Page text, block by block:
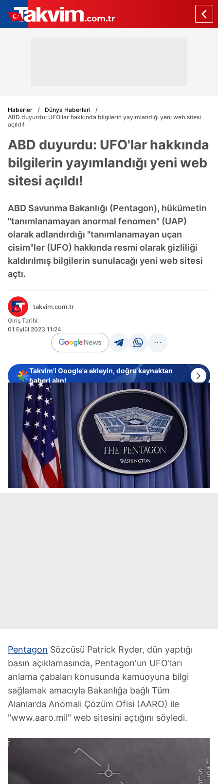
Haberler
Dünya Haberleri
ABD duyurdu: UFO'lar hakkında bilgilerin yayımlandığı yeni web sitesi
açıldı!
ABD duyurdu: UFO'lar hakkında
bilgilerin yayımlandığı yeni web
sitesi açıldı!
ABD Savunma Bakanlığı (Pentagon), hükümetin
"tanımlanamayan anormal fenomen" (UAP)
olarak adlandırdığı "tanımlanamayan uçan
cisim"ler (UFO) hakkında resmi olarak gizliliği
kaldırılmış bilgilerin sunulacağı yeni web sitesi
açtı.
takvim.com.tr
Giriş Tarihi:
01 Eylül 2023 11:24
Takvim'i Google'a ekleyin, doğru kaynaktan
haberi alın!
Pentagon Sözcüsü Patrick Ryder, dün yaptığı
basın açıklamasında, Pentagon'un UFO'ları
anlama çabaları konusunda kamuoyuna bilgi
sağlamak amacıyla Bakanlığa bağlı Tüm
Alanlarda Anomali Çözüm Ofisi (AARO) ile
"www.aaro.mil" web sitesini açtığını söyledi.